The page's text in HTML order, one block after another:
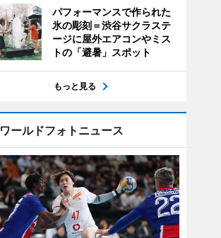
パフォーマンスで作られた
氷の彫刻＝渋谷サクラステ
ージに屋外エアコンやミス
トの「避暑」スポット
もっと見る
ワールドフォトニュース